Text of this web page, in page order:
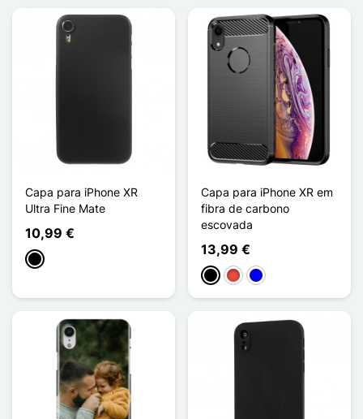
Capa para iPhone XR
Ultra Fine Mate
10,99 €
Preto
Capa para iPhone XR em
fibra de carbono
escovada
13,99 €
PretoVermelho
Azul